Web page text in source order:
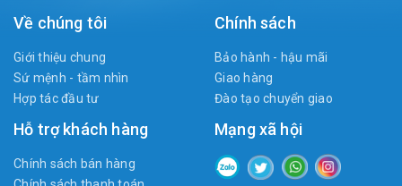
Về chúng tôi
Giới thiệu chung
Sứ mệnh - tầm nhìn
Hợp tác đầu tư
Chính sách
Bảo hành - hậu mãi
Giao hàng
Đào tạo chuyển giao
Hỗ trợ khách hàng
Chính sách bán hàng
Mạng xã hội